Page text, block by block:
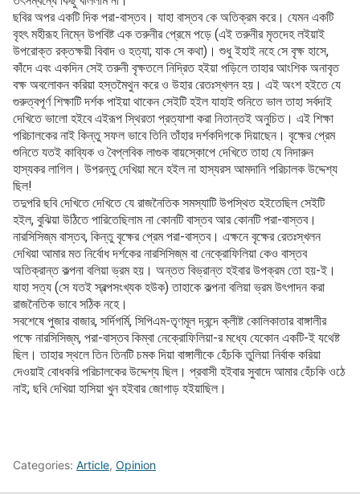
ছবির অপর একটি দিক পরা-বাস্তব। যাহা বাস্তব কে অতিক্রম করে। যেমন একটি
বৃহৎ মহীরূহ নিম্নে উপবিষ্ট এক তরুনীর প্রেমে পড়ে (এই তরুনীর মৃতদেহ লইয়াই
উপরোক্ত রক্তক্ষয়ী বিবাদ ও হত্যা; যাক সে কথা)। শুধু ইহাই নহে সে বৃক্ষ হাসে,
কাঁদে এবং একদিন সেই তরুনী বৃক্ষতলে নিদ্রিত হইয়া পড়িলে তাহার আংশিক অনাবৃত
বক্ষ অবলোকন করিয়া হস্তমৈথুন করে ও উহার রেতঃস্খলন হয়। এই অংশ হইতে যে
গুরুত্বপূর্ণ শিক্ষাটি দর্শক পাইয়া থাকেন সেইটি হইল যাহাই শুনিতে ভাল তাহা সর্বদাই
দেখিতে ভালো হইবে এইরূপ স্থিরতা প্রত্যাশা করা নিতান্তই অনুচিত। এই শিক্ষা
পরিচালকের নাই কিন্তু সফল ভাবে তিনি তাঁহার দর্শকদিগকে দিয়াছেন। বৃক্ষের প্রেম
শুনিতে যতই কাব্যিক ও বৈপ্লবিক লাগুক বায়স্কোপে দেখিতে তাহা যে নিদারুন
হাস্যকর লাগিল। উপরন্তু দেখিয়া মনে হইল না হাস্যরস আমদানি পরিচালক উদ্দেশ্য
ছিল!
তদুপরি ছবি দেখিতে দেখিতে যে রাজনৈতিক সমস্যাটি উপস্থিত হইতেছিল সেইটি
হইল, বুঝিয়া উঠিতে পারিতেছিলাম না কোনটি বাস্তব আর কোনটি পরা-বাস্তব।
নারসিসিজ্‌ম বাস্তব, কিন্তু বৃক্ষের প্রেম পরা-বাস্তব। এক্ষনে বৃক্ষের রেতঃস্খলন
দেখিয়া আমার মত নির্বোধ দর্শকের নারসিসিজ্‌ম বা নেক্রোফিলিয়া কেও বাস্তব
অতিক্রান্ত কল্পনা বলিয়া ভ্রম হয়। অন্তত বিভ্রান্ত হইবার উপক্রম তো হয়-ই।
যাহা সত্য (সে যতই স্বল্পসংখ্যক হউক) তাহাকে কল্পনা বলিয়া ভ্রম উৎপাদন করা
রাজনৈতিক ভাবে সঠিক নহে।
সবশেষে পুজার বাজার, সর্দিগর্মি, সিপিএম-তৃণমূল দ্বন্দে ক্লীষ্ট কোলিকাতার বাঙ্গালীর
পক্ষে নারসিসিজ্‌ম, পরা-বাস্তব কিম্বা নেক্রোফিলিয়া-র মধ্যে যেকোন একটি-ই যথেষ্ট
ছিল। তাহার স্থলে তিন তিনটি চমক দিয়া বাঙ্গালীকে হেঁচকি তুলিয়া নির্বাক করিয়া
দেওয়াই বোধকরি পরিচালকের উদ্দেশ্য ছিল। প্রবাসী হইবার সুবাদে আমার হেঁচকি ওঠে
নাই; ছবি দেখিয়া হাসিয়া খুন হইবার জোগাড় হইয়াছিল।
Categories: Article, Opinion